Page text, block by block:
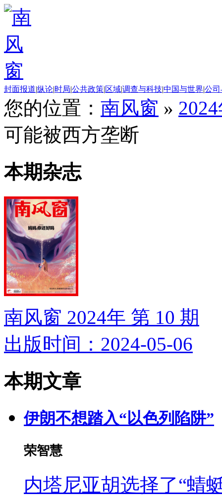
封面报道|纵论|时局|公共政策|区域|调查与科技|中国与世界|公
您的位置： 南风窗 »
可能被西方垄断
本期杂志
南风窗 2024年 第 10 期
出版时间：2024-05-06
本期文章
伊朗不想踏入“以色列陷阱”
荣智慧
内塔尼亚胡选择了“蜻